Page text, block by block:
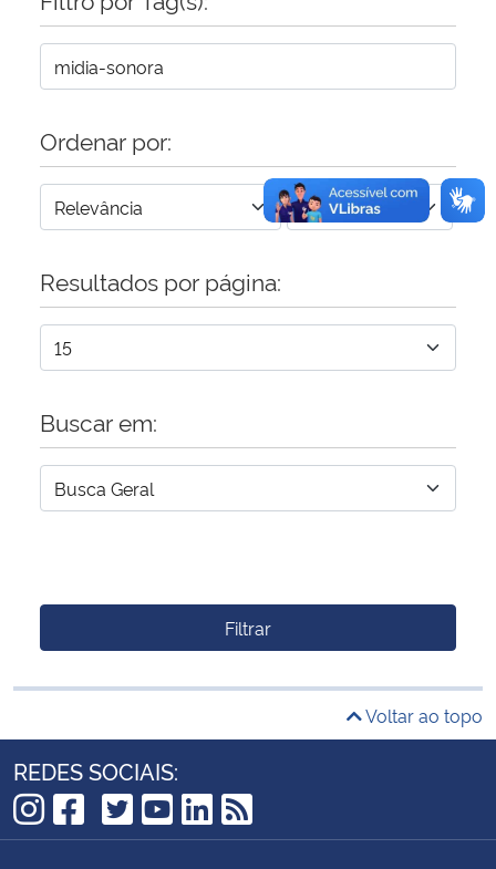
Ordenar por:
Resultados por página:
Buscar em:
Filtrar
Voltar ao topo
REDES SOCIAIS:
Instagram
Facebook
TikTok
Twitter
YouTube
LinkedIn
RSS